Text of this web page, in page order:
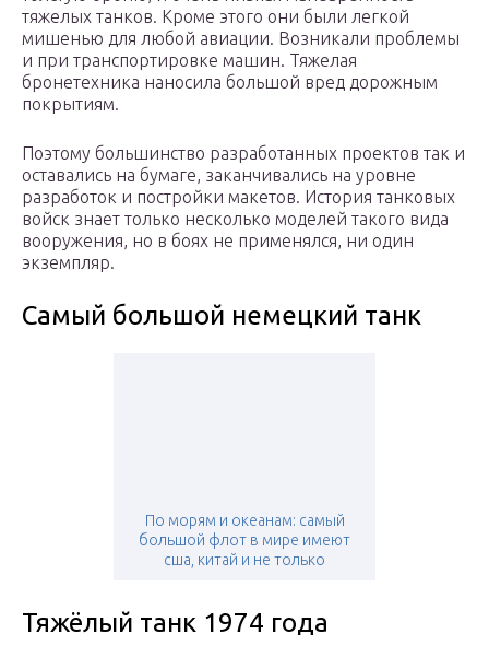
тяжелых танков. Кроме этого они были легкой
мишенью для любой авиации. Возникали проблемы
и при транспортировке машин. Тяжелая
бронетехника наносила большой вред дорожным
покрытиям.
Поэтому большинство разработанных проектов так и
оставались на бумаге, заканчивались на уровне
разработок и постройки макетов. История танковых
войск знает только несколько моделей такого вида
вооружения, но в боях не применялся, ни один
экземпляр.
Самый большой немецкий танк
По морям и океанам: самый
большой флот в мире имеют
сша, китай и не только
Тяжёлый танк 1974 года